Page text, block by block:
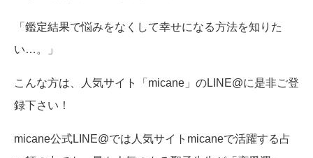
「鑑定結果で悩みをなくして幸せになる方法を知りた
い…。」
こんな方は、人気サイト「micane」のLINE@に是非ご登
録下さい！
micane公式LINE@では人気サイトmicaneで活躍する占